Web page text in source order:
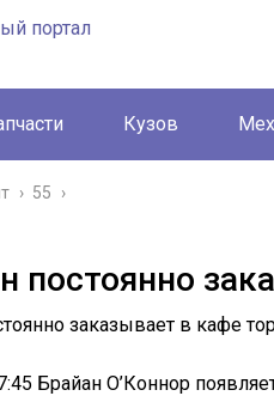
Кузов
› 55 ›
постоянно
Брайан О’Коннор